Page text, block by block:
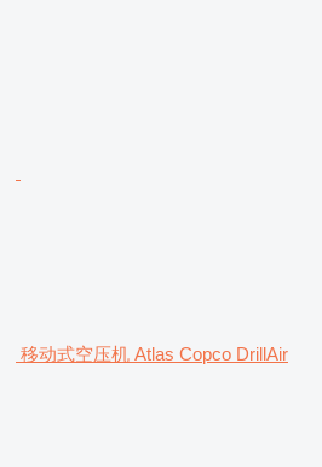
移动式空压机 Atlas Copco DrillAir